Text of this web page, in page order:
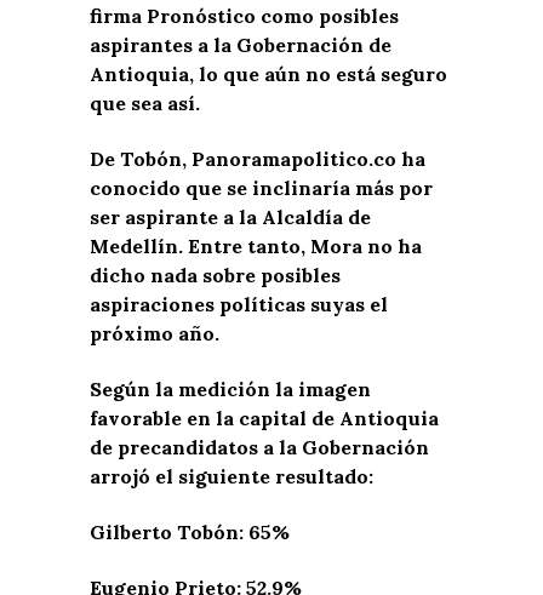
firma Pronóstico como posibles
aspirantes a la Gobernación de
Antioquia, lo que aún no está seguro
que sea así.
De Tobón, Panoramapolitico.co ha
conocido que se inclinaría más por
ser aspirante a la Alcaldía de
Medellín. Entre tanto, Mora no ha
dicho nada sobre posibles
aspiraciones políticas suyas el
próximo año.
Según la medición la imagen
favorable en la capital de Antioquia
de precandidatos a la Gobernación
arrojó el siguiente resultado:
Gilberto Tobón: 65%
Eugenio Prieto: 52.9%